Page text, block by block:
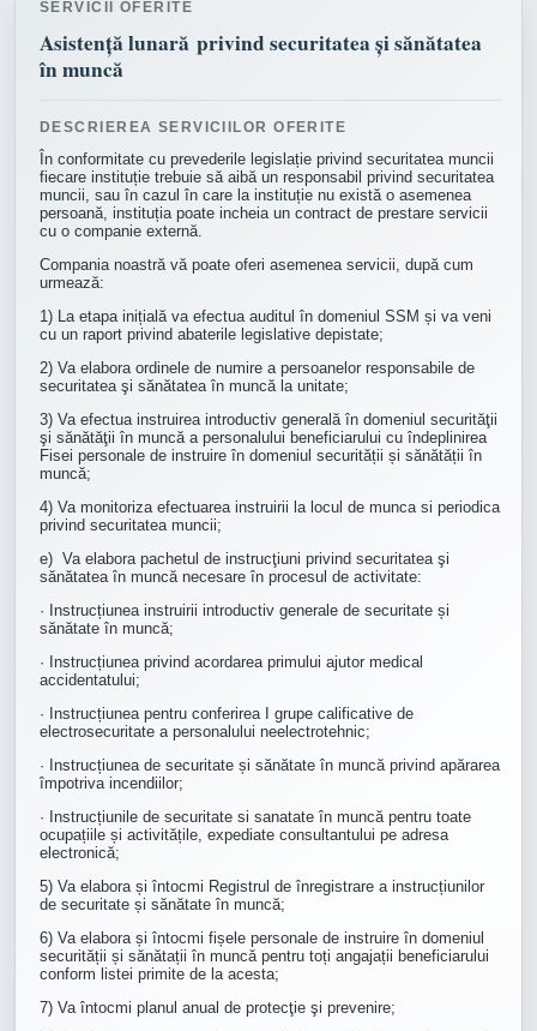
SERVICII OFERITE
Asistență lunară privind securitatea și sănătatea
în muncă
DESCRIEREA SERVICIILOR OFERITE
În conformitate cu prevederile legislație privind securitatea muncii
fiecare instituție trebuie să aibă un responsabil privind securitatea
muncii, sau în cazul în care la instituție nu există o asemenea
persoană, instituția poate incheia un contract de prestare servicii
cu o companie externă.
Compania noastră vă poate oferi asemenea servicii, după cum
urmează:
1) La etapa inițială va efectua auditul în domeniul SSM și va veni
cu un raport privind abaterile legislative depistate;
2) Va elabora ordinele de numire a persoanelor responsabile de
securitatea şi sănătatea în muncă la unitate;
3) Va efectua instruirea introductiv generală în domeniul securităţii
şi sănătăţii în muncă a personalului beneficiarului cu îndeplinirea
Fisei personale de instruire în domeniul securității și sănătății în
muncă;
4) Va monitoriza efectuarea instruirii la locul de munca si periodica
privind securitatea muncii;
e) Va elabora pachetul de instrucţiuni privind securitatea şi
sănătatea în muncă necesare în procesul de activitate:
· Instrucțiunea instruirii introductiv generale de securitate și
sănătate în muncă;
· Instrucțiunea privind acordarea primului ajutor medical
accidentatului;
· Instrucțiunea pentru conferirea I grupe calificative de
electrosecuritate a personalului neelectrotehnic;
· Instrucțiunea de securitate și sănătate în muncă privind apărarea
împotriva incendiilor;
· Instrucțiunile de securitate si sanatate în muncă pentru toate
ocupațiile și activitățile, expediate consultantului pe adresa
electronică;
5) Va elabora și întocmi Registrul de înregistrare a instrucțiunilor
de securitate și sănătate în muncă;
6) Va elabora și întocmi fișele personale de instruire în domeniul
securității și sănătații în muncă pentru toți angajații beneficiarului
conform listei primite de la acesta;
7) Va întocmi planul anual de protecţie şi prevenire;